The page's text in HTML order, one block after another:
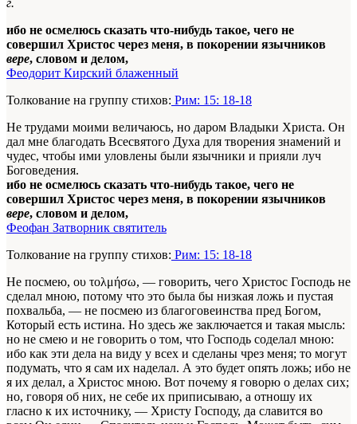
г.
ибо не осмелюсь сказать что-нибудь такое, чего не
совершил Христос через меня, в покорении язычников
вере, словом и делом,
Феодорит Кирский блаженный
Толкование на группу стихов: Рим: 15: 18-18
Не трудами моими величаюсь, но даром Владыки Христа. Он
дал мне благодать Всесвятого Духа для творения знамений и
чудес, чтобы ими уловлены были язычники и прияли луч
Боговедения.
ибо не осмелюсь сказать что-нибудь такое, чего не
совершил Христос через меня, в покорении язычников
вере, словом и делом,
Феофан Затворник святитель
Толкование на группу стихов: Рим: 15: 18-18
Не посмею, ου τολμήσω, — говорить, чего Христос Господь не
сделал мною, потому что это была бы низкая ложь и пустая
похвальба, — не посмею из благоговеинства пред Богом,
Который есть истина. Но здесь же заключается и такая мысль:
но не смею и не говорить о том, что Господь соделал мною:
ибо как эти дела на виду у всех и сделаны чрез меня; то могут
подумать, что я сам их наделал. А это будет опять ложь; ибо не
я их делал, а Христос мною. Вот почему я говорю о делах сих;
но, говоря об них, не себе их приписываю, а отношу их
гласно к их источнику, — Христу Господу, да славится во